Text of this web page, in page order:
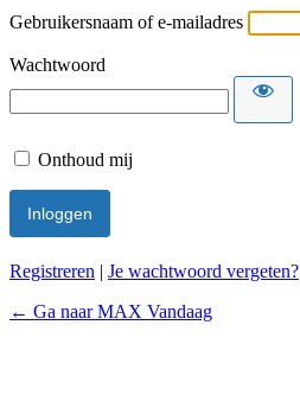
Gebruikersnaam of e-mailadres
Wachtwoord
Onthoud mij
Registreren | Je wachtwoord vergeten?
← Ga naar MAX Vandaag